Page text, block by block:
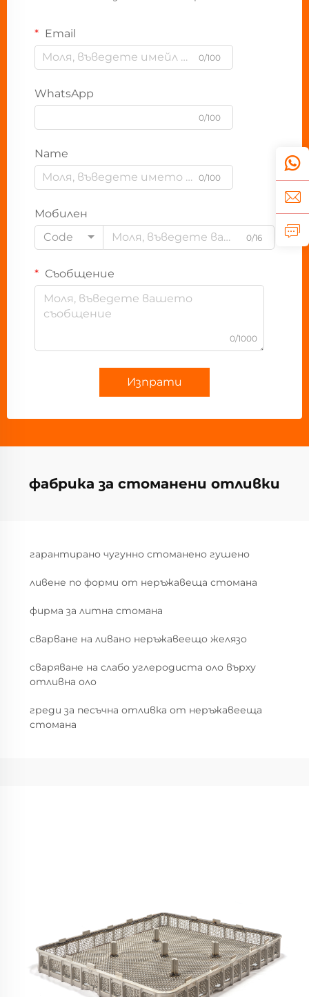
Email
0/100
WhatsApp
0/100
Name
0/100
Мобилен
Code
0/16
Съобщение
0/1000
Изпрати
фабрика за стоманени отливки
гарантирано чугунно стоманено гушено
ливене по форми от неръжавеща стомана
фирма за литна стомана
сварване на ливано неръжавеещо желязо
сваряване на слабо углеродиста оло върху
отливна оло
греди за песъчна отливка от неръжавееща
стомана